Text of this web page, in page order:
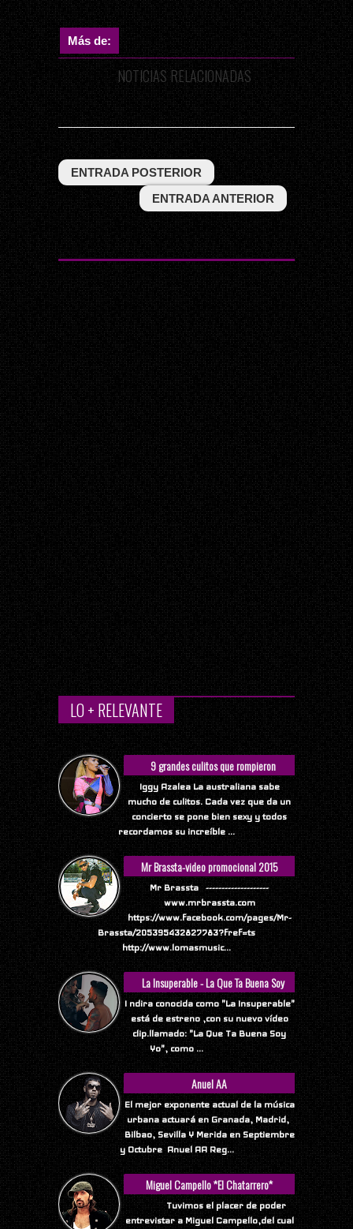
Más de:
NOTICIAS RELACIONADAS
ENTRADA POSTERIOR
ENTRADA ANTERIOR
LO + RELEVANTE
9 grandes culitos que rompieron
Internet
Iggy Azalea La australiana sabe
mucho de culitos. Cada vez que da un
concierto se pone bien sexy y todos
recordamos su increíble ...
Mr Brassta-video promocional 2015
Mr Brassta --------------------
www.mrbrassta.com
https://www.facebook.com/pages/Mr-
Brassta/205395432827783?fref=ts
http://www.lomasmusic...
La Insuperable - La Que Ta Buena Soy
Yo
I ndira conocida como "La Insuperable"
está de estreno ,con su nuevo vídeo
clip.llamado: "La Que Ta Buena Soy
Yo", como ...
Anuel AA
El mejor exponente actual de la música
urbana actuará en Granada, Madrid,
Bilbao, Sevilla Y Merida en Septiembre
y Octubre Anuel AA Reg...
Miguel Campello *El Chatarrero*
Tuvimos el placer de poder
entrevistar a Miguel Campello,del cual